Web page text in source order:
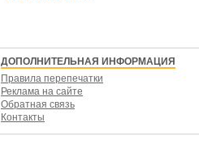
ДОПОЛНИТЕЛЬНАЯ ИНФОРМАЦИЯ
Правила перепечатки
Реклама на сайте
Обратная связь
Контакты